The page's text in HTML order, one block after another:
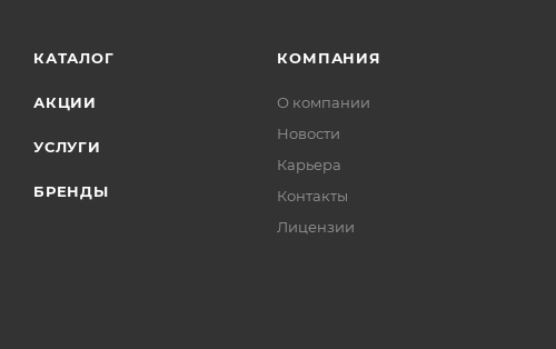
КАТАЛОГ
АКЦИИ
УСЛУГИ
БРЕНДЫ
КОМПАНИЯ
О компании
Новости
Карьера
Контакты
Лицензии